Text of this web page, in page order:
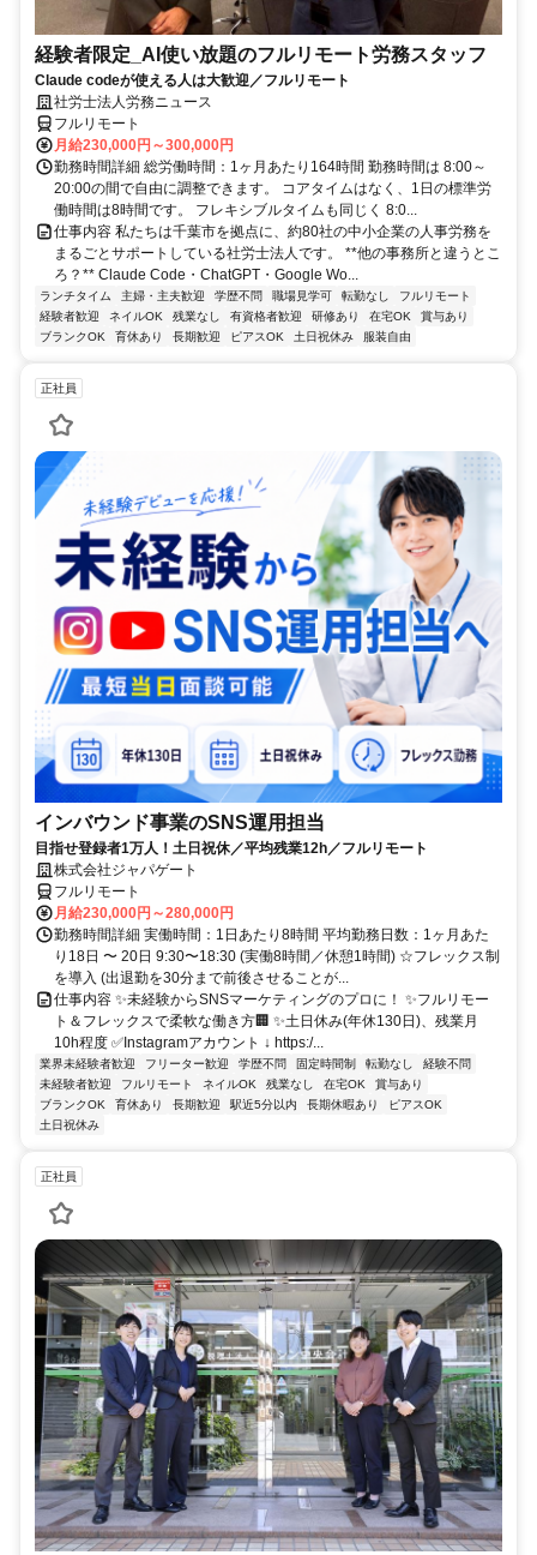
経験者限定_AI使い放題のフルリモート労務スタッフ
Claude codeが使える人は大歓迎／フルリモート
社労士法人労務ニュース
フルリモート
月給230,000円～300,000円
勤務時間詳細 総労働時間：1ヶ月あたり164時間 勤務時間は 8:00～
20:00の間で自由に調整できます。 コアタイムはなく、1日の標準労
働時間は8時間です。 フレキシブルタイムも同じく 8:0...
仕事内容 私たちは千葉市を拠点に、約80社の中小企業の人事労務を
まるごとサポートしている社労士法人です。 **他の事務所と違うとこ
ろ？** Claude Code・ChatGPT・Google Wo...
ランチタイム 主婦・主夫歓迎 学歴不問 職場見学可 転勤なし
フルリモート
経験者歓迎
ネイルOK 残業なし 有資格者歓迎 研修あり 在宅OK
賞与あり
ブランクOK
育休あり 長期歓迎 ピアスOK 土日祝休み 服装自由
正社員
インバウンド事業のSNS運用担当
目指せ登録者1万人！土日祝休／平均残業12h／フルリモート
株式会社ジャパゲート
フルリモート
月給230,000円～280,000円
勤務時間詳細 実働時間：1日あたり8時間 平均勤務日数：1ヶ月あた
り18日 〜 20日 9:30〜18:30 (実働8時間／休憩1時間) ☆フレックス制
を導入 (出退勤を30分まで前後させることが...
仕事内容 ✨未経験からSNSマーケティングのプロに！ ✨フルリモー
ト＆フレックスで柔軟な働き方🏢 ✨土日休み(年休130日)、残業月
10h程度 ✅Instagramアカウント ↓ https:/...
業界未経験者歓迎 フリーター歓迎 学歴不問 固定時間制 転勤なし
経験不問
未経験者歓迎
フルリモート ネイルOK 残業なし 在宅OK
賞与あり
ブランクOK
育休あり 長期歓迎 駅近5分以内 長期休暇あり
ピアスOK
土日祝休み
正社員